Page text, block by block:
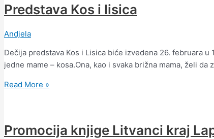
Predstava Kos i lisica
Andjela
Dečija predstava Kos i Lisica biće izvedena 26. februara
jedne mame – kosa.Ona, kao i svaka brižna mama, želi
Read More »
Promocija knjige Litvanci kraj